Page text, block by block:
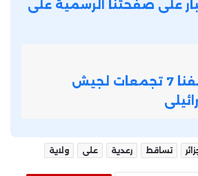
على صفحتنا الرسمية على
حزب الله: قصفنا 7 تجمعات لجيش
تساقط رعدية على ولاية